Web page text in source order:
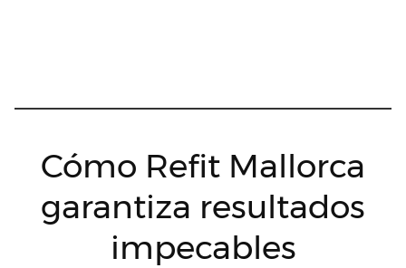
Cómo Refit Mallorca
garantiza resultados
impecables